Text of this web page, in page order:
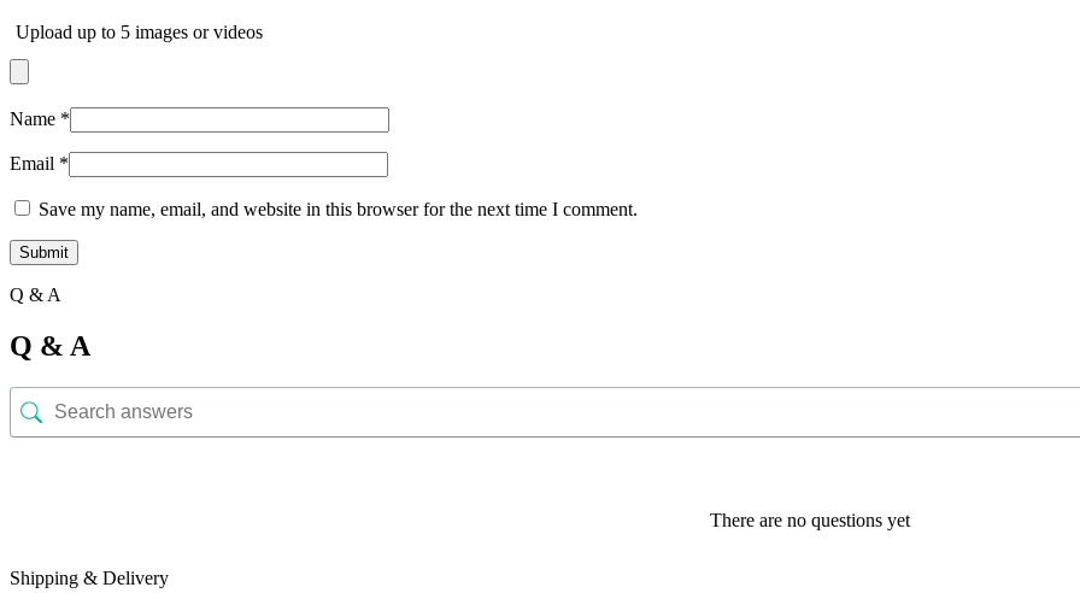
Upload up to 5 images or videos
Name *
Email *
Save my name, email, and website in this browser for the next time I comment.
Q & A
Q & A
There are no questions yet
Shipping & Delivery